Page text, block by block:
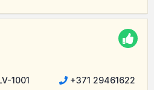
1001
+371 29461622